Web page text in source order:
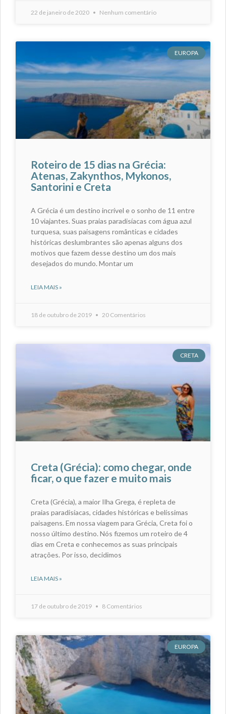
22 de janeiro de 2020 Nenhum comentário
EUROPA
Roteiro de 15 dias na Grécia:
Atenas, Zakynthos, Mykonos,
Santorini e Creta
A Grécia é um destino incrível e o sonho de 11 entre
10 viajantes. Suas praias paradisíacas com água azul
turquesa, suas paisagens românticas e cidades
históricas deslumbrantes são apenas alguns dos
motivos que fazem desse destino um dos mais
desejados do mundo. Montar um
LEIA MAIS »
18 de outubro de 2019 20 Comentários
CRETA
Creta (Grécia): como chegar, onde
ficar, o que fazer e muito mais
Creta (Grécia), a maior Ilha Grega, é repleta de
praias paradisíacas, cidades históricas e belíssimas
paisagens. Em nossa viagem para Grécia, Creta foi o
nosso último destino. Nós fizemos um roteiro de 4
dias em Creta e conhecemos as suas principais
atrações. Por isso, decidimos
LEIA MAIS »
17 de outubro de 2019 8 Comentários
EUROPA